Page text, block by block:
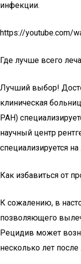
инфекции.
https://youtube.com/
Где лучше всего
Лучший выбор!
клиническая
РАН)
научный центр
специализируется
Как избавиться от
К сожалению, в
позволяющего
Рецидив может
несколько лет